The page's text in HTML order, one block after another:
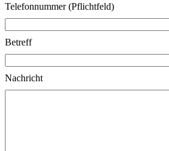
Telefonnummer (Pflichtfeld)
Betreff
Nachricht